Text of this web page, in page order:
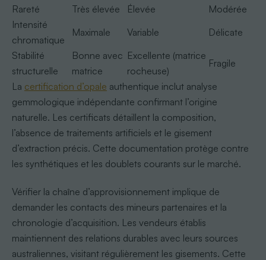
Rareté
Très élevée Élevée
Modérée
Intensité
chromatique
Maximale Variable
Délicate
Stabilité
structurelle
Bonne avec
matrice
Excellente (matrice
rocheuse)
Fragile
La certification d’opale authentique inclut analyse
gemmologique indépendante confirmant l’origine
naturelle. Les certificats détaillent la composition,
l’absence de traitements artificiels et le gisement
d’extraction précis. Cette documentation protège contre
les synthétiques et les doublets courants sur le marché.
Vérifier la chaîne d’approvisionnement implique de
demander les contacts des mineurs partenaires et la
chronologie d’acquisition. Les vendeurs établis
maintiennent des relations durables avec leurs sources
australiennes, visitant régulièrement les gisements. Cette